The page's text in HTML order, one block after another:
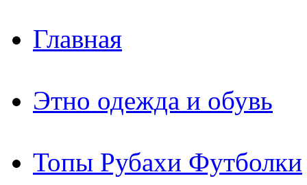
Главная
Этно одежда и обувь
Топы Рубахи Футболки